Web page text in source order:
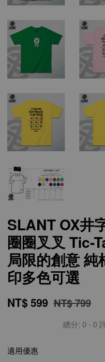
SLANT OX井
圈圈叉叉 Tic-
局限的創意 純
印多色可選
NT$ 599 NT$ 799
總分: 0 - 0
適用優惠